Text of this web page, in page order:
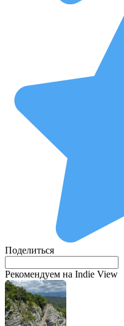
Поделиться
Рекомендуем на Indie View